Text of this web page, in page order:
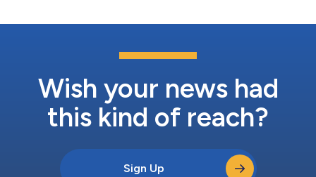
Wish your news had
this kind of reach?
Sign Up